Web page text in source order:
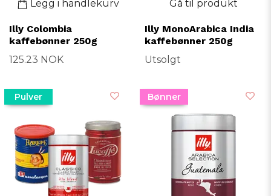
Legg i handlekurv
Illy Colombia
kaffebønner 250g
125.23 NOK
Gå til produkt
Illy MonoArabica India
kaffebønner 250g
Utsolgt
Pulver Bønner